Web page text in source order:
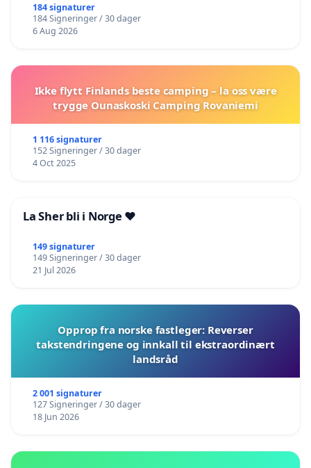
184 signaturer
184 Signeringer / 30 dager
6 Aug 2026
Ikke flytt Finlands beste camping – la oss være
trygge Ounaskoski Camping Rovaniemi
1 116 signaturer
152 Signeringer / 30 dager
4 Oct 2025
La Sher bli i Norge ❤️
149 signaturer
149 Signeringer / 30 dager
21 Jul 2026
Opprop fra norske fastleger: Reverser
takstendringene og innkall til ekstraordinært
landsråd
2 001 signaturer
127 Signeringer / 30 dager
18 Jun 2026